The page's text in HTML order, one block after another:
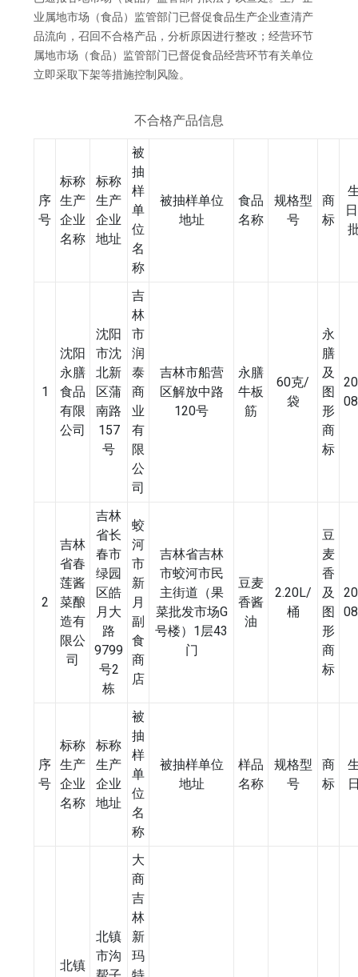
业属地市场（食品）监管部门已督促食品生产企业查清产
品流向，召回不合格产品，分析原因进行整改；经营环节
属地市场（食品）监管部门已督促食品经营环节有关单位
立即采取下架等措施控制风险。
不合格产品信息
序
号
标称
生产
企业
名称
标称
生产
企业
地址
被
抽
样
单
位
名
称
被抽样单位
地址
食品
名称
规格型
号
商
标
1
沈阳
永膳
食品
有限
公司
沈阳
市沈
北新
区蒲
南路
157
号
吉
林
市
润
泰
商
业
有
限
公
司
吉林市船营
区解放中路
120号
永膳
牛板
筋
60克/
袋
永
膳
及
图
形
商
标
2
吉林
省春
莲酱
菜酿
造有
限公
司
吉林
省长
春市
绿园
区皓
月大
路
9799
号2
栋
蛟
河
市
新
月
副
食
商
店
吉林省吉林
市蛟河市民
主街道（果
菜批发市场G
号楼）1层43
门
豆麦
香酱
油
2.20L/
桶
豆
麦
香
及
图
形
商
标
序
号
标称
生产
企业
名称
标称
生产
企业
地址
被
抽
样
单
位
名
称
被抽样单位
地址
样品
名称
规格型
号
商
标
北镇
北镇
市沟
大
商
吉
林
新
玛